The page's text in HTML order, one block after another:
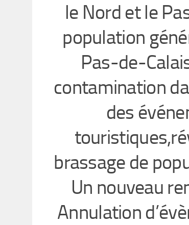
le Nord et le
population
Pas-de-
contamination
des
brassage de
Un nouveau
Annulation